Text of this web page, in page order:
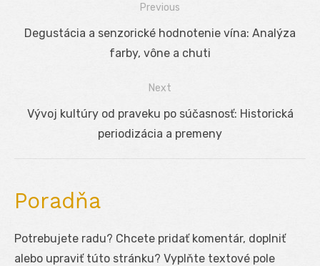
Navigácia
Previous
Previous
Degustácia a senzorické hodnotenie vína: Analýza
farby, vône a chuti
Next
Next
Vývoj kultúry od praveku po súčasnosť: Historická
periodizácia a premeny
Poradňa
Potrebujete radu? Chcete pridať komentár, doplniť
alebo upraviť túto stránku? Vyplňte textové pole